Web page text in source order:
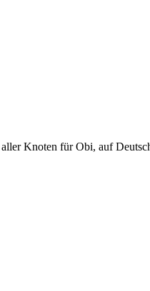
Knoten für Obi, auf